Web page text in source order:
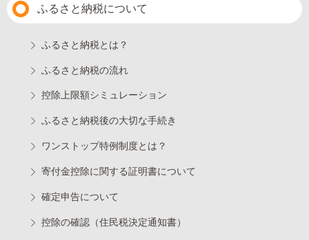
ふるさと納税について
ふるさと納税とは？
ふるさと納税の流れ
控除上限額シミュレーション
ふるさと納税後の大切な手続き
ワンストップ特例制度とは？
寄付金控除に関する証明書について
確定申告について
控除の確認（住民税決定通知書）